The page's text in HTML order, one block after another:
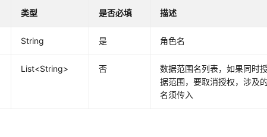
类型 是否必填 描述
String 是 角色名
List<String> 否
数据范围名列表，如果同时
据范围，要取消授权，涉及
名须传入